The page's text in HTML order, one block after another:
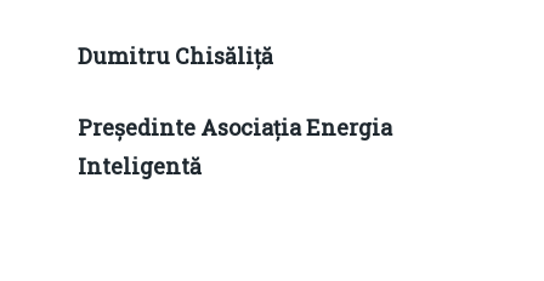
Dumitru Chisăliță
Președinte Asociația Energia
Inteligentă